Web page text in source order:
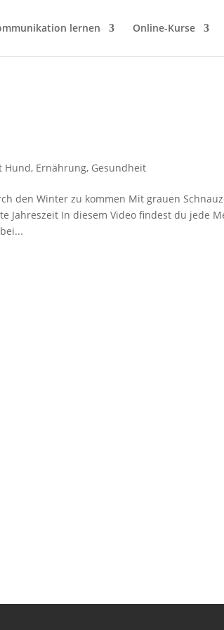
lernen Online-Kurse
Hund, Ernährung, Gesundheit
den Winter zu kommen Mit grauen
Jahreszeit In diesem Video findest du jede